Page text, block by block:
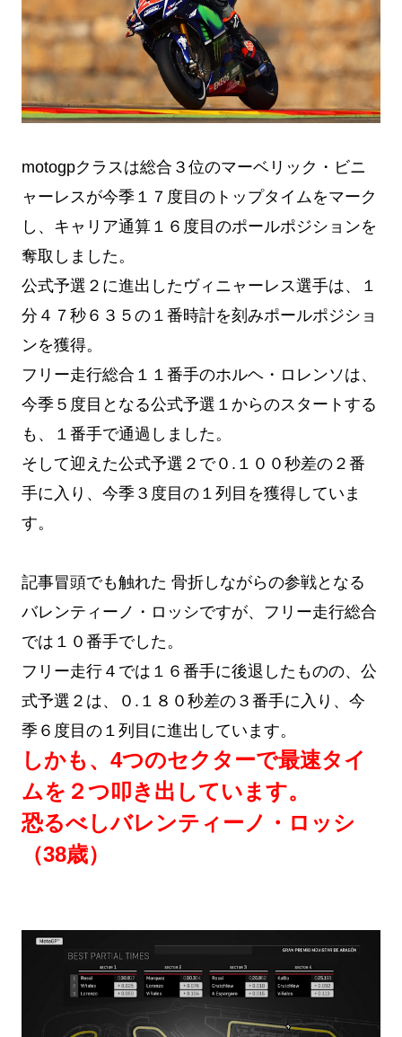
motogpクラスは総合３位のマーベリック・ビニ
ャーレスが今季１７度目のトップタイムをマーク
し、キャリア通算１６度目のポールポジションを
奪取しました。
公式予選２に進出したヴィニャーレス選手は、１
分４７秒６３５の１番時計を刻みポールポジショ
ンを獲得。
フリー走行総合１１番手のホルヘ・ロレンソは、
今季５度目となる公式予選１からのスタートする
も、１番手で通過しました。
そして迎えた公式予選２で０.１００秒差の２番
手に入り、今季３度目の１列目を獲得していま
す。
記事冒頭でも触れた 骨折しながらの参戦となる
バレンティーノ・ロッシですが、フリー走行総合
では１０番手でした。
フリー走行４では１６番手に後退したものの、公
式予選２は、０.１８０秒差の３番手に入り、今
季６度目の１列目に進出しています。
しかも、4つのセクターで最速タイ
ムを２つ叩き出しています。
恐るべしバレンティーノ・ロッシ
（38歳）